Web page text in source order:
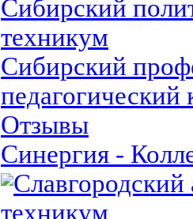
Сибирский
техникум
Сибирский
педагогический
Отзывы
Синергия -
техникум